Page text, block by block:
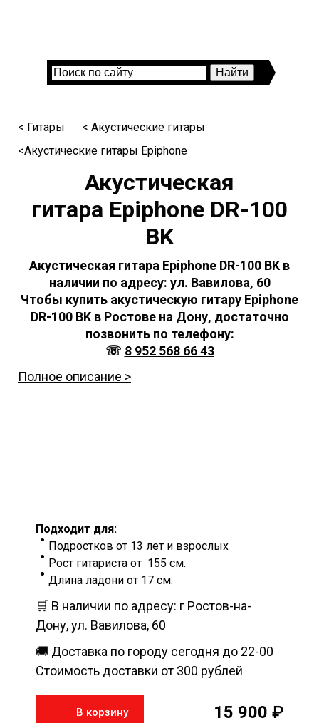
< Гитары
< Акустические гитары
<Акустические гитары Epiphone
Акустическая
гитара Epiphone DR-100
BK
Акустическая гитара Epiphone DR-100 BK в
наличии по адресу: ул. Вавилова, 60
Чтобы купить акустическую гитару Epiphone
DR-100 BK в Ростове на Дону, достаточно
позвонить по телефону:
☏ 8 952 568 66 43
Полное описание >
Подходит для:
Подростков от 13 лет и взрослых
Рост гитариста от 155 см.
Длина ладони от 17 см.
🛒 В наличии по адресу: г Ростов-на-
Дону, ул. Вавилова, 60
🚚 Доставка по городу сегодня до 22-00
Стоимость доставки от 300 рублей
В корзину 15 900 ₽